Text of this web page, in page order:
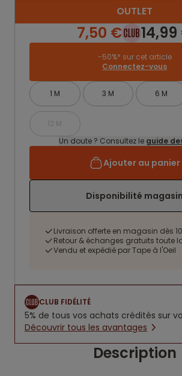
OUTLET
7,50 €
-50%* sur cet article
Connectez-vous
1 M 3 M 6 M
12 M
Un doute ? Consultez le guide
Ajouter au panier
Disponibilité magasin
Livraison offerte en magasin dès
Retour & échanges gratuits toute
Vendu et expédié par Tape à l'Oeil
CLUB FIDÉLITÉ
5% de tous vos achats crédités sur
Découvrir tous les avantages
Description